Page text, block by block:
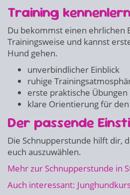
Training
Du bekommst einen ehrlichen
Trainingsweise und kannst
Hund gehen.
unverbindlicher Einblick
ruhige
erste praktische Übungen
klare Orientierung für
Der passende
Die Schnupperstunde hilft dir,
euch auszuwählen.
Mehr zur Schnupperstunde in
Auch interessant: